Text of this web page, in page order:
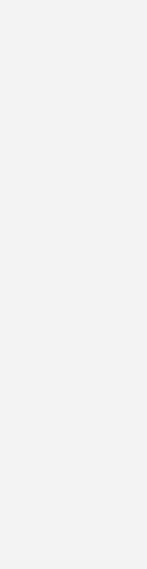
dürfen
bedecken.
zum Ufer
um die Investition
Dann abonnieren
in Deutschland
Fraunhofer ISE um
seiner Studie, die er
präsentiert
Ökologie der
den Bewuchs mit
waren vor allem die
die in
entsprechend
ist, desto geringer